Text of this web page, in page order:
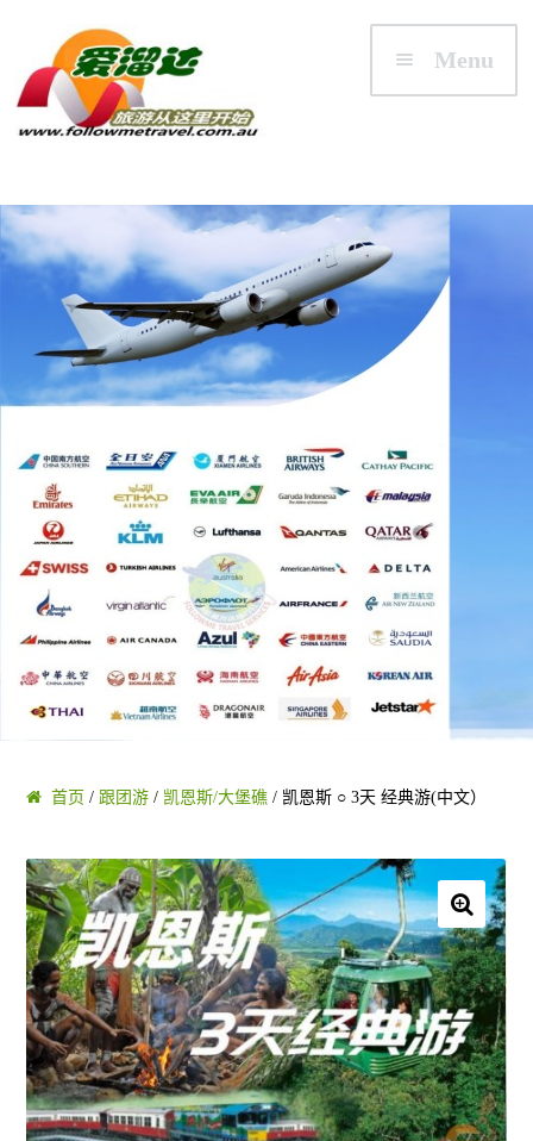
Skip to navigation
Skip to content
Menu
首页
澳大利亚
悉尼/新州 NSW
墨尔本/维州 VIC
黄金海岸/布里斯班
凯恩斯/大堡礁
珀斯/西澳 WA
乌鲁鲁/达尔文 NT
圣灵群岛/哈密尔顿/大堡礁
堪培拉 ACT
首页 / 跟团游/ 凯恩斯/大堡礁/ 凯恩斯 ○ 3天 经典游(中文）
🔍